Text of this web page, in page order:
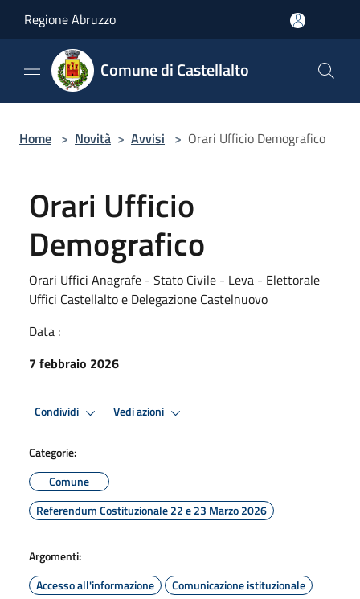
Regione Abruzzo
Comune di Castellalto
Home > Novità > Avvisi > Orari Ufficio Demografico
Orari Ufficio
Demografico
Orari Uffici Anagrafe - Stato Civile - Leva - Elettorale
Uffici Castellalto e Delegazione Castelnuovo
Data :
7 febbraio 2026
Condividi Vedi azioni
Categorie:
Comune
Referendum Costituzionale 22 e 23 Marzo 2026
Argomenti:
Accesso all'informazione
Comunicazione istituzionale